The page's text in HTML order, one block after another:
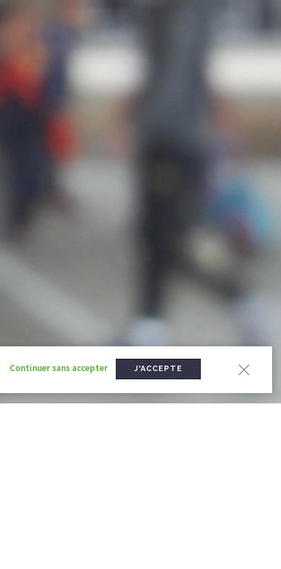
Continuer sans accepter J'ACCEPTE